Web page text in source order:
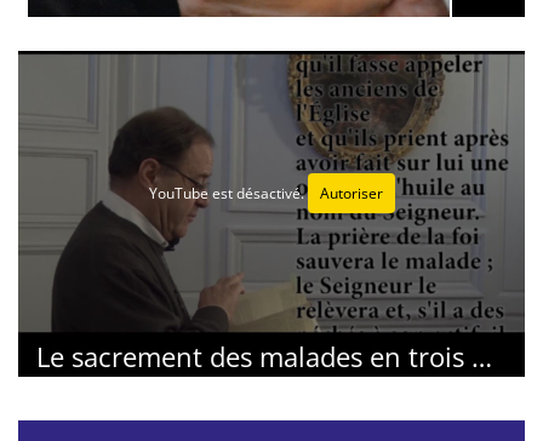
YouTube est désactivé. Autoriser
Le sacrement des malades en trois questions